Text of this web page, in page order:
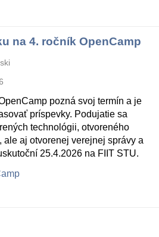
na 4. ročník OpenCamp
pozná svoj termín a je
príspevky. Podujatie sa
technológii, otvoreného
ale aj otvorenej verejnej správy a
25.4.2026 na FIIT STU.